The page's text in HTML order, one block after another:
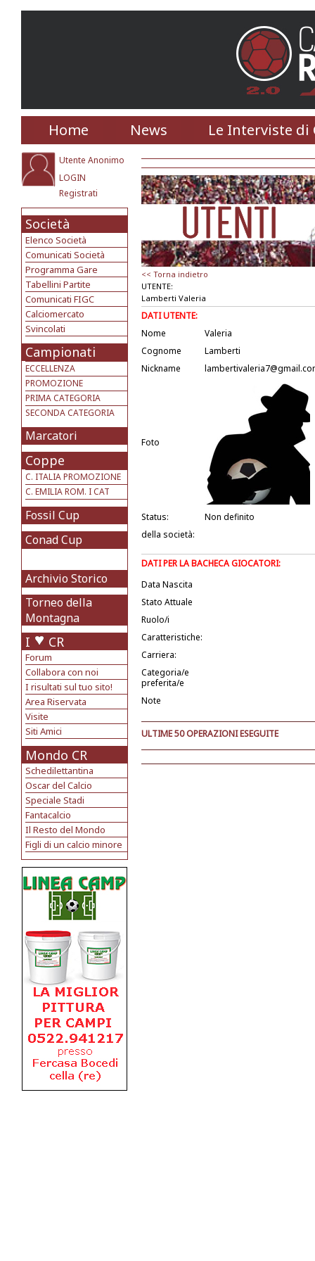
Home News Le Interviste di
Utente Anonimo
LOGIN
Registrati
Società
Elenco Società
Comunicati Società
Programma Gare
Tabellini Partite
Comunicati FIGC
Calciomercato
Svincolati
Campionati
ECCELLENZA
PROMOZIONE
PRIMA CATEGORIA
SECONDA CATEGORIA
Marcatori
Coppe
C. ITALIA PROMOZIONE
C. EMILIA ROM. I CAT
Fossil Cup
Conad Cup
Archivio Storico
Torneo della
Montagna
I CR
Forum
Collabora con noi
I risultati sul tuo sito!
Area Riservata
Visite
Siti Amici
Mondo CR
Schedilettantina
Oscar del Calcio
Speciale Stadi
Fantacalcio
Il Resto del Mondo
Figli di un calcio minore
<< Torna indietro
UTENTE:
Lamberti Valeria
DATI UTENTE:
Nome
Valeria
Cognome
Lamberti
Nickname
Foto
Status:
Non definito
della società:
DATI PER LA BACHECA GIOCATORI:
Data Nascita
Stato Attuale
Ruolo/i
Caratteristiche:
Carriera:
Categoria/e
preferita/e
Note
ULTIME 50 OPERAZIONI ESEGUITE